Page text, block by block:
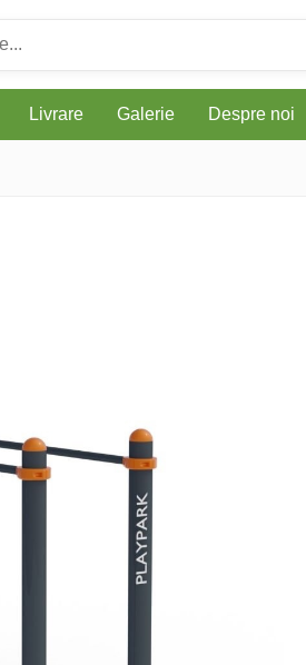
Livrare Galerie Despre noi